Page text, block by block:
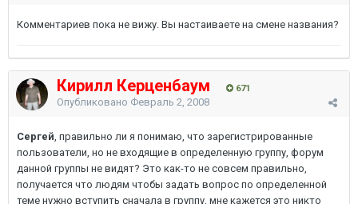
Комментариев пока не вижу. Вы настаиваете на смене названия?
Кирилл Керценбаум 671
Опубликовано Февраль 2, 2008
Сергей, правильно ли я понимаю, что зарегистрированные
пользователи, но не входящие в определенную группу, форум
данной группы не видят? Это как-то не совсем правильно,
получается что людям чтобы задать вопрос по определенной
теме нужно вступить сначала в группу, мне кажется это никто